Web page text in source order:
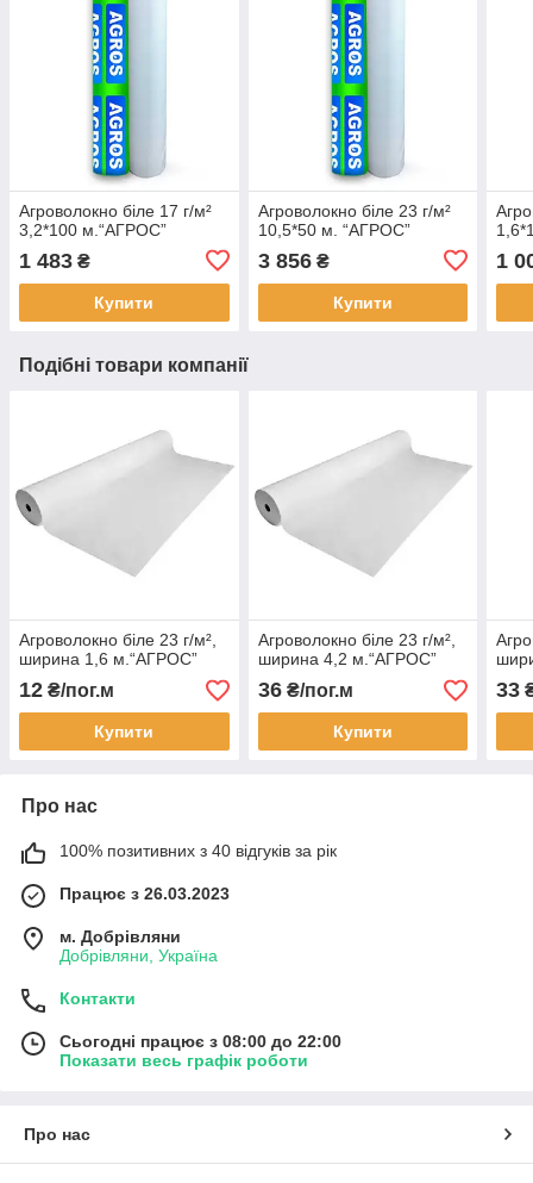
Агроволокно біле 17 г/м²
3,2*100 м.“AГРОС”
1 483 ₴
Купити
Агроволокно біле 23 г/м²
10,5*50 м. “AГРОС”
3 856₴
Купити
1
Подібні товари компанії
Агроволокно біле 23 г/м²,
ширина 1,6 м.“AГРОС”
12 ₴/пог.м
Купити
Агроволокно біле 23 г/м²,
ширина 4,2 м.“AГРОС”
36₴/пог.м
Купити
33
Про нас
100% позитивних з 40 відгуків за рік
Працює з 26.03.2023
м. Добрівляни
Добрівляни, Україна
Контакти
Сьогодні працює з 08:00 до 22:00
Показати весь графік роботи
Про нас